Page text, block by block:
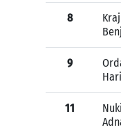
8
9
11